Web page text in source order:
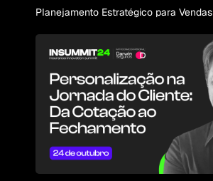
Planejamento Estratégico para Vendas